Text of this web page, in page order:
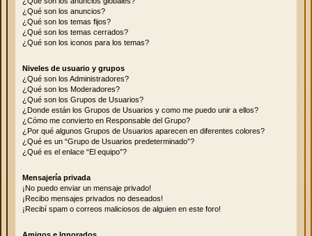
¿Qué son los anuncios?
¿Qué son los temas fijos?
¿Qué son los temas cerrados?
¿Qué son los iconos para los temas?
Niveles de usuario y grupos
¿Qué son los Administradores?
¿Qué son los Moderadores?
¿Qué son los Grupos de Usuarios?
¿Donde están los Grupos de Usuarios y como me puedo unir a ellos?
¿Cómo me convierto en Responsable del Grupo?
¿Por qué algunos Grupos de Usuarios aparecen en diferentes colores?
¿Qué es un “Grupo de Usuarios predeterminado”?
¿Qué es el enlace “El equipo”?
Mensajería privada
¡No puedo enviar un mensaje privado!
¡Recibo mensajes privados no deseados!
¡Recibí spam o correos maliciosos de alguien en este foro!